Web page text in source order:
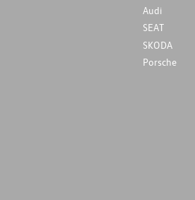
Audi
SEAT
SKODA
Porsche